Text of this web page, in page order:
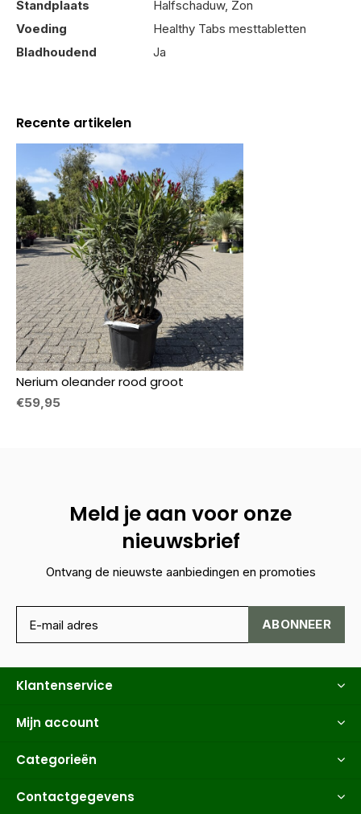
Standplaats
Halfschaduw, Zon
Voeding
Healthy Tabs mesttabletten
Bladhoudend
Ja
Recente artikelen
Nerium oleander rood groot
€59,95
Meld je aan voor onze
nieuwsbrief
Ontvang de nieuwste aanbiedingen en promoties
ABONNEER
Klantenservice
Mijn account
Categorieën
Contactgegevens